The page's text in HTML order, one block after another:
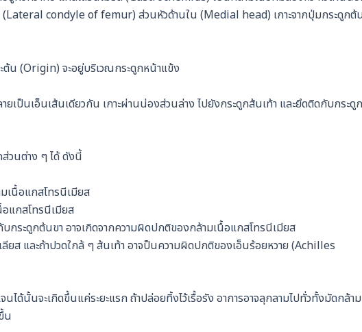
condyle of femur) ส่วนหัวด้านใน (Medial head) เกาะจากปุ่มกระดูกต้
ต้น (Origin) จะอยู่บริเวณกระดูกหน้าแข้ง
ป็นเอ็นเส้นเดียวกัน เกาะผ่านน่องส่วนล่าง ไปยังกระดูกส้นเท้า และยึดติดกับกระดูก
วนต่าง ๆ ได้ ดังนี้
เนื้อแกสโทรนีเมียส
อแกสโทรนีเมียส
กระดูกต้นขา อาจเกิดจากความผิดปกติของกล้ามเนื้อแกสโทรนีเมียส
ลียส และถ้าปวดใกล้ ๆ ส้นเท้า อาจป็นความผิดปกติของเอ็นร้อยหวาย (Achilles
ได้นั้นจะเกิดขึ้นแค่ระยะแรก ถ้าปล่อยทิ้งไว้เรื้อรัง อาการอาจลุกลามไปทั่วทั้งมัดกล้าม
น